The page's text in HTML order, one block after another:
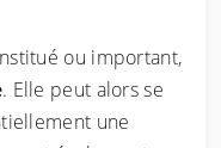
ou important,
. Elle peut alors se
une